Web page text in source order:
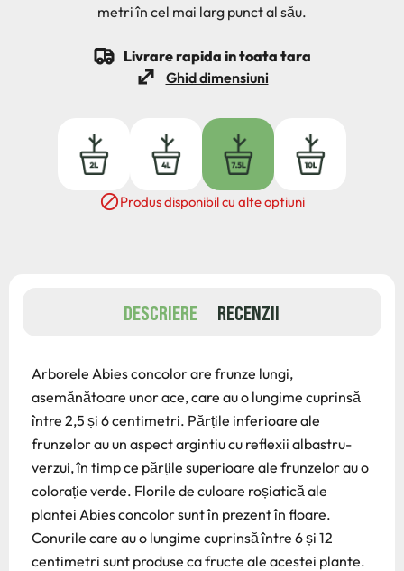
metri în cel mai larg punct al său.
Livrare rapida in toata tara
Ghid dimensiuni
7.5L
Produs disponibil cu alte optiuni
DESCRIERE RECENZII
Arborele Abies concolor are frunze lungi,
asemănătoare unor ace, care au o lungime cuprinsă
între 2,5 și 6 centimetri. Părțile inferioare ale
frunzelor au un aspect argintiu cu reflexii albastru-
verzui, în timp ce părțile superioare ale frunzelor au o
colorație verde. Florile de culoare roșiatică ale
plantei Abies concolor sunt în prezent în floare.
Conurile care au o lungime cuprinsă între 6 și 12
centimetri sunt produse ca fructe ale acestei plante.